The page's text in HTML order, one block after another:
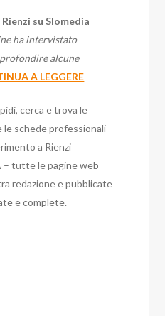
su Slomedia
ha intervistato
alcune
A LEGGERE
cerca e trova le
le schede professionali
a Rienzi
– tutte le pagine web
redazione e pubblicate
e complete.